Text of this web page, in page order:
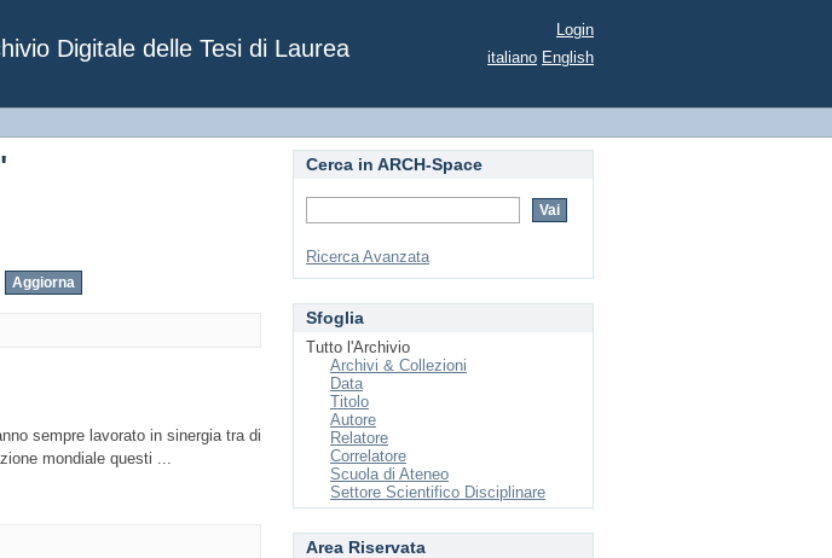
Digitale delle Tesi di Laurea
Login
italiano English
sempre lavorato in sinergia tra di
mondiale questi ...
Cerca in ARCH-Space
Ricerca Avanzata
Sfoglia
Tutto l'Archivio
Archivi & Collezioni
Data
Titolo
Autore
Relatore
Correlatore
Scuola di Ateneo
Settore Scientifico Disciplinare
Area Riservata